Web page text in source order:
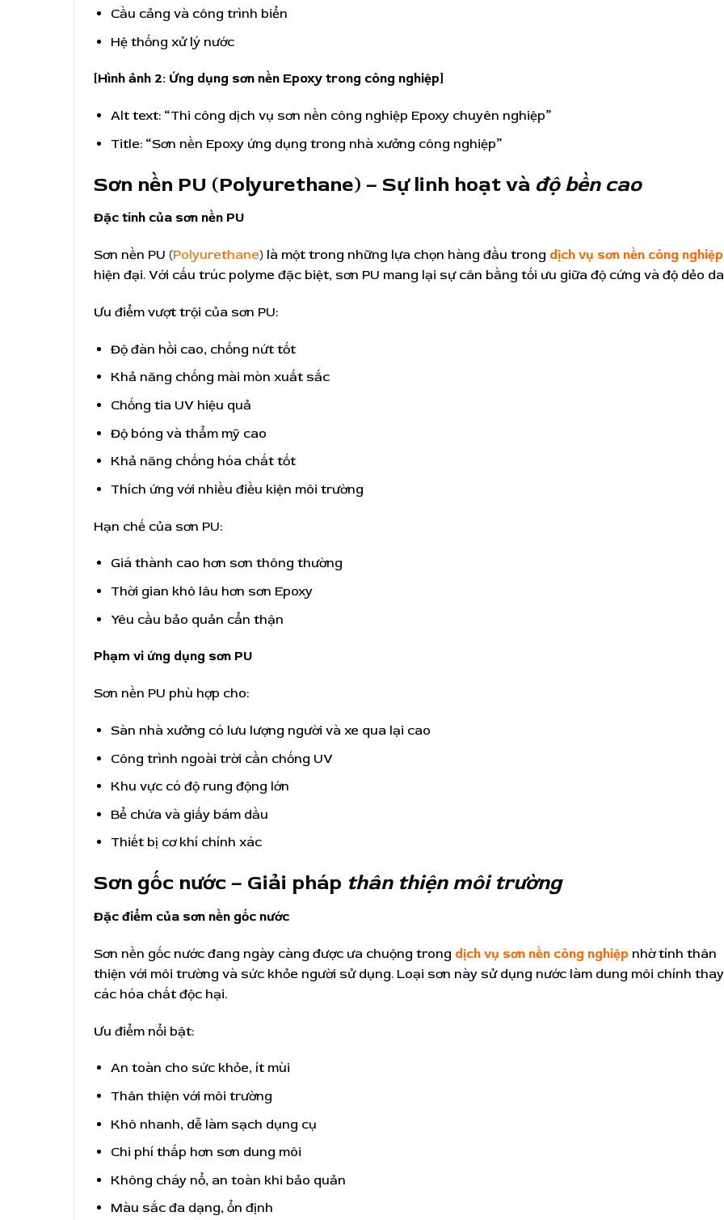
Cầu cảng và công trình biển
Hệ thống xử lý nước
[Hình ảnh 2: Ứng dụng sơn nền Epoxy trong công nghiệp]
Alt text: “Thi công dịch vụ sơn nền công nghiệp Epoxy chuyên nghiệp”
Title: “Sơn nền Epoxy ứng dụng trong nhà xưởng công nghiệp”
Sơn nền PU (Polyurethane) – Sự linh hoạt và độ bền cao
Đặc tính của sơn nền PU
Sơn nền PU (Polyurethane) là một trong những lựa chọn hàng đầu trong dịch vụ sơn nền công nghiệp
hiện đại. Với cấu trúc polyme đặc biệt, sơn PU mang lại sự cân bằng tối ưu giữa độ cứng và độ dẻo
Ưu điểm vượt trội của sơn PU:
Độ đàn hồi cao, chống nứt tốt
Khả năng chống mài mòn xuất sắc
Chống tia UV hiệu quả
Độ bóng và thẩm mỹ cao
Khả năng chống hóa chất tốt
Thích ứng với nhiều điều kiện môi trường
Hạn chế của sơn PU:
Giá thành cao hơn sơn thông thường
Thời gian khô lâu hơn sơn Epoxy
Yêu cầu bảo quản cẩn thận
Phạm vi ứng dụng sơn PU
Sơn nền PU phù hợp cho:
Sàn nhà xưởng có lưu lượng người và xe qua lại cao
Công trình ngoài trời cần chống UV
Khu vực có độ rung động lớn
Bể chứa và giấy bám dầu
Thiết bị cơ khí chính xác
Sơn gốc nước – Giải pháp thân thiện môi trường
Đặc điểm của sơn nền gốc nước
Sơn nền gốc nước đang ngày càng được ưa chuộng trong dịch vụ sơn nền công nghiệp nhờ tính thân
thiện với môi trường và sức khỏe người sử dụng. Loại sơn này sử dụng nước làm dung môi chính
các hóa chất độc hại.
Ưu điểm nổi bật:
An toàn cho sức khỏe, ít mùi
Thân thiện với môi trường
Khô nhanh, dễ làm sạch dụng cụ
Chi phí thấp hơn sơn dung môi
Không cháy nổ, an toàn khi bảo quản
Màu sắc đa dạng, ổn định